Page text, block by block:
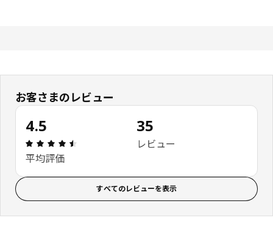
お客さまのレビュー
4.5
レビュー: 4.5 5 星の数 総レビュー: 35
平均評価
35
レビュー
すべてのレビューを表示